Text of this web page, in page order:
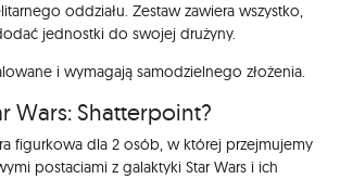
oddziału. Zestaw zawiera wszystko,
jednostki do swojej drużyny.
i wymagają samodzielnego złożenia.
Wars: Shatterpoint?
figurkowa dla 2 osób, w której przejmujemy
postaciami z galaktyki Star Wars i ich